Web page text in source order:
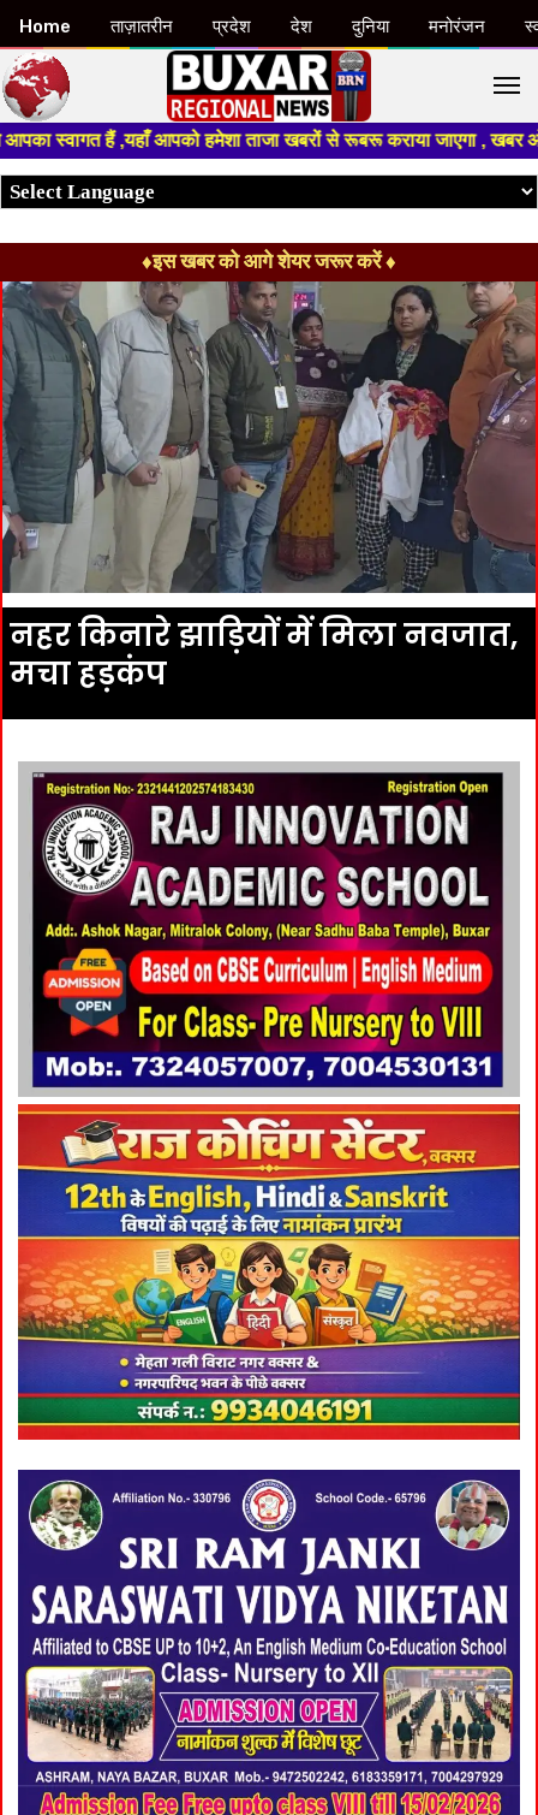
हैं ,यहाँ आपको हमेशा ताजा खबरों से रूबरू कराया जाएगा , खबर ओर
♦इस खबर को आगे शेयर जरूर करें ♦
नहर किनारे झाड़ियों में मिला नवजात,
मचा हड़कंप
Home ताज़ातरीन प्रदेश देश दुनिया मनोरंजन